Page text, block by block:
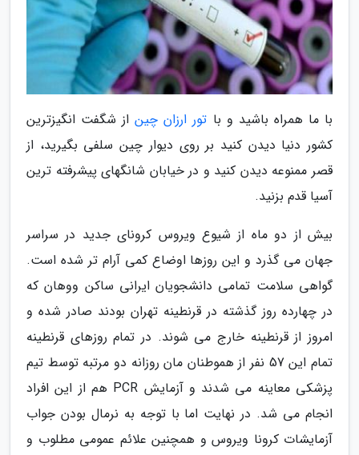
با ما همراه باشید و با تور ارزان چیناز شگفت انگیزترین
کشور دنیا دیدن کنید بر روی دیوار چین سلفی بگیرید، از
قصر ممنوعه دیدن کنید و در خیابان شانگهای پیشرفته ترین
آسیا قدم بزنید.
بیش از دو ماه از شیوع ویروس کرونای جدید در سراسر
جهان می گذرد و این روزها اوضاع کمی آرام تر شده است.
گواهی سلامت تمامی دانشجویان ایرانی ساکن ووهان که
در چهارده روز گذشته در قرنطینه تهران بودند صادر شده و
امروز از قرنطینه خارج می شوند. در تمام روزهای قرنطینه
تمام این 57 نفر از هموطنان مان روزانه دو مرتبه توسط تیم
پزشکی معاینه می شدند و آزمایش PCR هم از این افراد
انجام می شد. در نهایت اما با توجه به نرمال بودن جواب
آزمایشات کرونا ویروس و همچنین علائم عمومی مطلوب و